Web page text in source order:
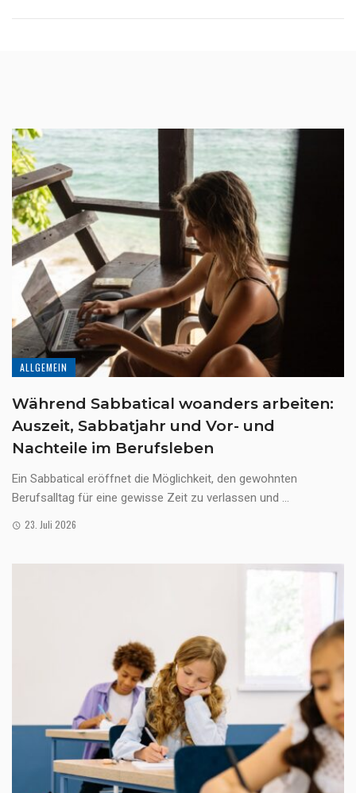
ALLGEMEIN
Während Sabbatical woanders arbeiten:
Auszeit, Sabbatjahr und Vor- und
Nachteile im Berufsleben
Ein Sabbatical eröffnet die Möglichkeit, den gewohnten
Berufsalltag für eine gewisse Zeit zu verlassen und ...
23. Juli 2026